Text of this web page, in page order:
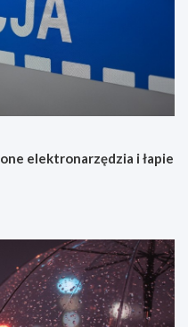
elektronarzędzia i łapie